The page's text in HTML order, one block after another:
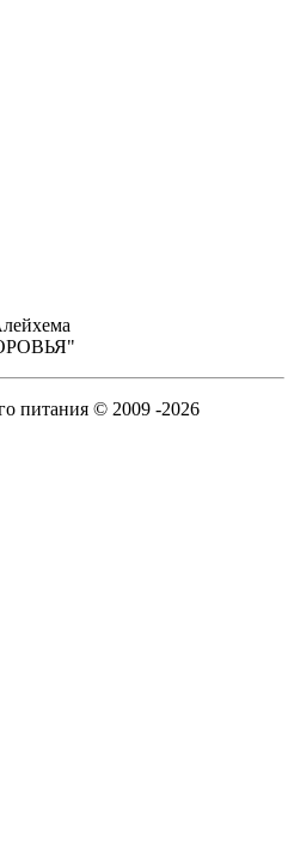
питания © 2009 -2026